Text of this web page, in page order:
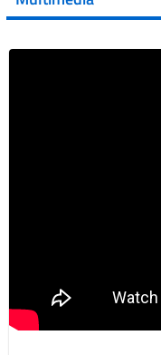
Vai al post →